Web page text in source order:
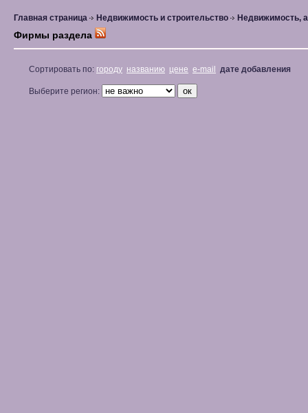
Главная страница Недвижимость и строительство Недвижимость,
Фирмы раздела
Сортировать по: городу названию цене e-mail дате добавления
Выберите регион: